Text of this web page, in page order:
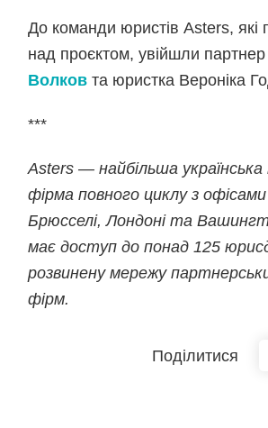
До команди юристів Asters, які
над проєктом, увійшли
Волков та юристка Вероніка
***
Asters — найбільша
фірма повного циклу з офісами
Брюсселі, Лондоні та
має доступ до понад 125
розвинену мережу
фірм.
Поділитися